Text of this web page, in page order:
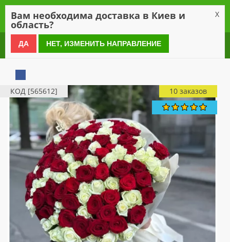
0 800 21 54 55
КОД [565612] 10 заказов
Вам необходима доставка в Киев и
область?
X
ДА НЕТ, ИЗМЕНИТЬ НАПРАВЛЕНИЕ